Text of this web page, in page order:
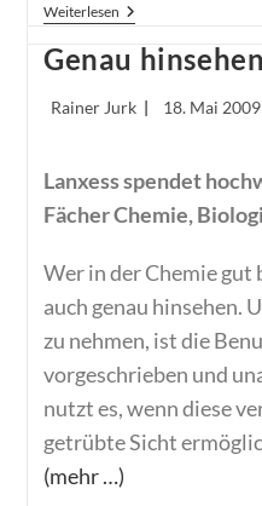
WeiterlesenProst
Mahlzeit
Genau hinsehen
Beitrags-
Rainer Jurk
Beitrag
18. Mai 2009
Lanxess spendet
Fächer Chemie,
Wer in der Chemie gut
auch genau hinsehen.
zu nehmen, ist die
vorgeschrieben und
nutzt es, wenn diese
getrübte Sicht
(mehr …)